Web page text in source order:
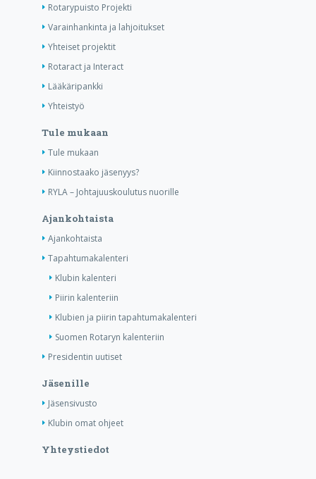
Rotarypuisto Projekti
Varainhankinta ja lahjoitukset
Yhteiset projektit
Rotaract ja Interact
Lääkäripankki
Yhteistyö
Tule mukaan
Tule mukaan
Kiinnostaako jäsenyys?
RYLA – Johtajuuskoulutus nuorille
Ajankohtaista
Ajankohtaista
Tapahtumakalenteri
Klubin kalenteri
Piirin kalenteriin
Klubien ja piirin tapahtumakalenteri
Suomen Rotaryn kalenteriin
Presidentin uutiset
Jäsenille
Jäsensivusto
Klubin omat ohjeet
Yhteystiedot